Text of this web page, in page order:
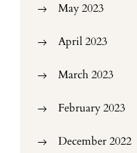
May 2023
April 2023
March 2023
February 2023
December 2022